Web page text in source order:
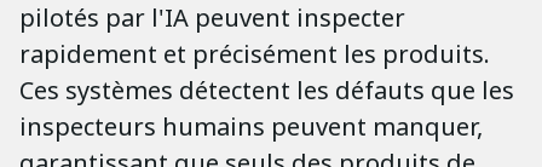
pilotés par l'IA peuvent inspecter
rapidement et précisément les produits.
Ces systèmes détectent les défauts que les
inspecteurs humains peuvent manquer,